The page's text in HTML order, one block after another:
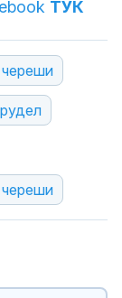
ТУК
череши